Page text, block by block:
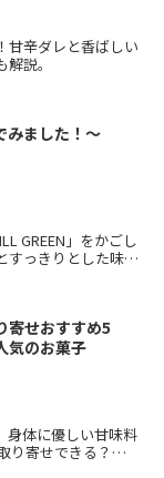
甘辛ダレと香ばしい
説。
みました！～
GREEN」をかごし
すっきりとした味わ
寄せおすすめ5
気のお菓子
身体に優しい甘味料